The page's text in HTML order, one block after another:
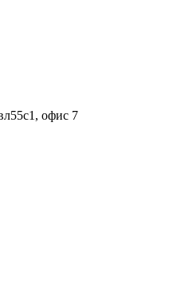
офис 7